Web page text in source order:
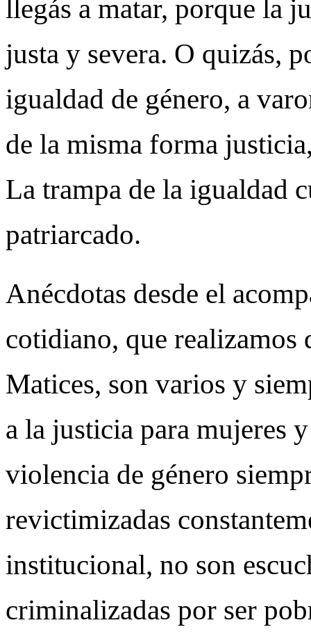
llegás a matar, porque la
justa y severa. O quizás,
igualdad de género, a
de la misma forma
La trampa de la igualdad
patriarcado.
Anécdotas desde el
cotidiano, que realizamos
Matices, son varios y
a la justicia para mujeres
violencia de género
revictimizadas
institucional, no son
criminalizadas por ser